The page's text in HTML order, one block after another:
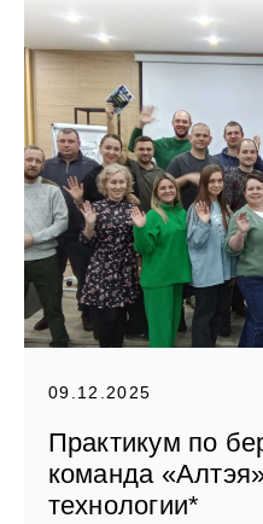
09.12.2025
Практикум по
команда
технологии*